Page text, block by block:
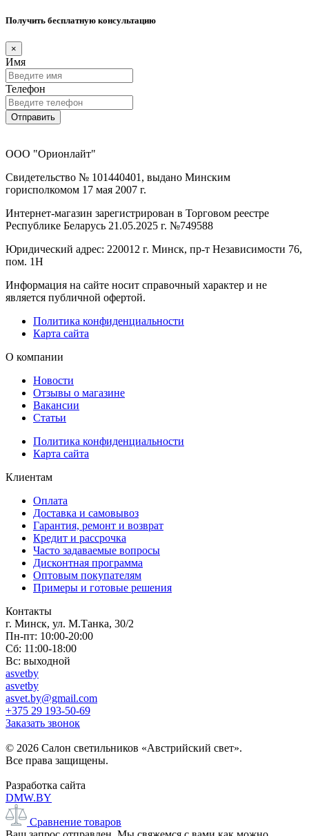
Получить бесплатную консультацию
×
Имя
Телефон
Отправить
ООО "Орионлайт"
Свидетельство № 101440401, выдано Минским
горисполкомом 17 мая 2007 г.
Интернет-магазин зарегистрирован в Торговом реестре
Республике Беларусь 21.05.2025 г. №749588
Юридический адрес: 220012 г. Минск, пр-т Независимости 76,
пом. 1Н
Информация на сайте носит справочный характер и не
является публичной офертой.
Политика конфиденциальности
Карта сайта
О компании
Новости
Отзывы о магазине
Вакансии
Статьи
Политика конфиденциальности
Карта сайта
Клиентам
Оплата
Доставка и самовывоз
Гарантия, ремонт и возврат
Кредит и рассрочка
Часто задаваемые вопросы
Дисконтная программа
Оптовым покупателям
Примеры и готовые решения
Контакты
г. Минск, ул. М.Танка, 30/2
Пн-пт: 10:00-20:00
Сб: 11:00-18:00
Вс: выходной
asvetby
asvetby
asvet.by@gmail.com
+375 29 193-50-69
Заказать звонок
© 2026 Салон светильников «Австрийский свет».
Все права защищены.
Разработка сайта
DMW.BY
Сравнение товаров